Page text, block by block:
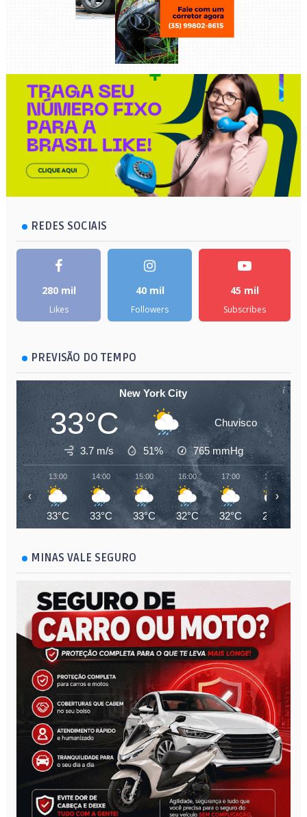
REDES SOCIAIS
280 mil
Likes
40 mil
Followers
45 mil
Subscribes
PREVISÃO DO TEMPO
New York City
33°C Chuvisco
3.7 m/s 51% 765mmHg
13:00
33°C
14:00
33°C
15:00
33°C
16:00
32°C
17:00
32°C
18:00
28°C
‹ ›
MINAS VALE SEGURO